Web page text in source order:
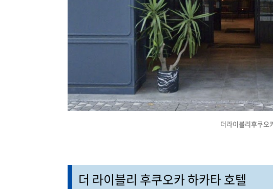
더라이블리후쿠오
더 라이블리 후쿠오카 하카타 호텔